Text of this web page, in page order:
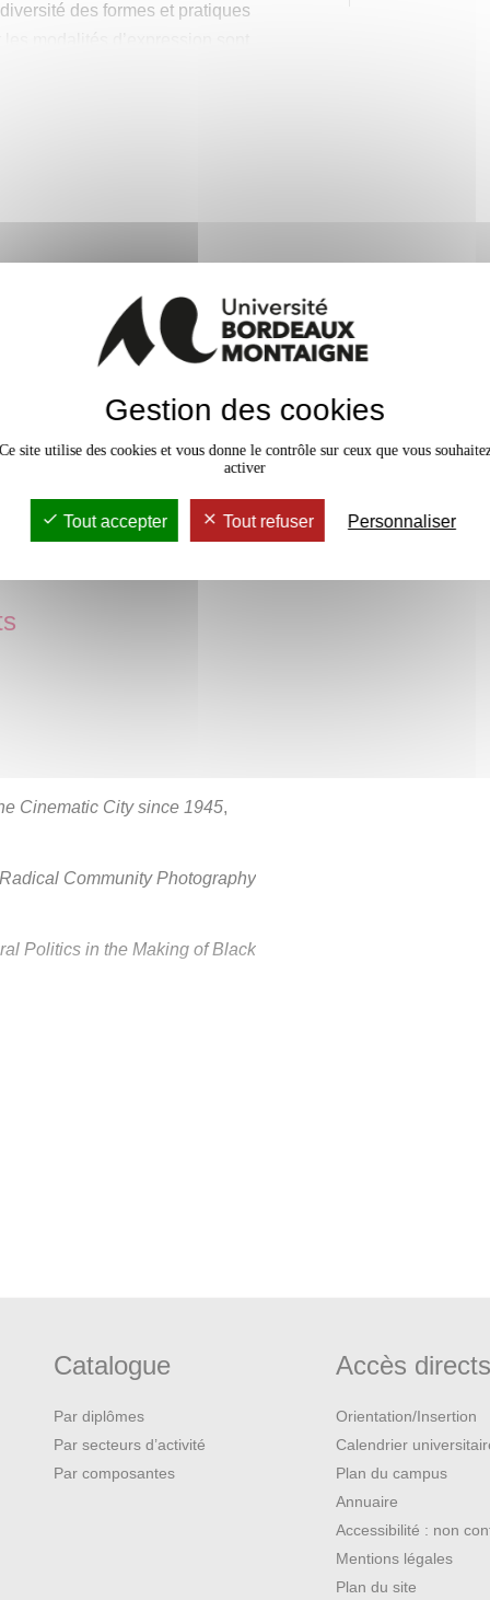
des formes et pratiques
au prisme de l’histoire sociale,
de l’analyse sociologique
autour de mots clés tels que :
espaces, temps, classe,
hantologie,
devoir sur table de 2h
3h
Cinematic City since 1945,
Community Photography
Politics in the Making of Black
,Histoire de l’Europe
Catalogue
Par diplômes
Par secteurs d’activité
Par composantes
Accès
Orientation/Insertion
Calendrier
Plan du campus
Annuaire
Accessibilité : non
Mentions légales
Plan du site
Gestion des cookies
Ce site utilise des cookies et vous donne le contrôle sur ceux que vous
activer
Tout accepter Tout refuser Personnaliser